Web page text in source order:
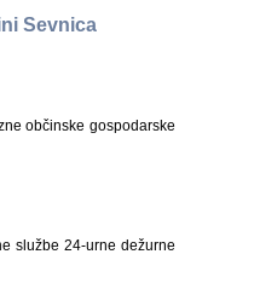
Sevnica
občinske gospodarske
službe 24-urne dežurne